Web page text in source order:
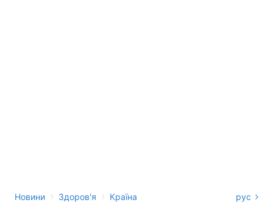
Новини › Здоров'я › Країна рус